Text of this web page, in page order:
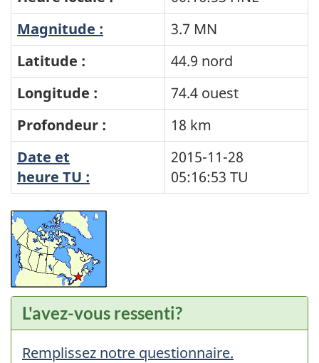
Magnitude :
3.7 MN
Latitude :
44.9 nord
Longitude :
74.4 ouest
Profondeur :
18 km
Date et
heure TU :
2015-11-28
05:16:53 TU
L'avez-vous ressenti?
Remplissez notre questionnaire.